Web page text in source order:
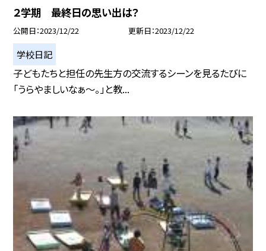
２学期 最終日の思い出は？
公開日 2023/12/22 更新日 2023/12/22
学校日記
子どもたちと担任の先生方の交流するシーンを見るたびに
「うらやましいなぁ〜。」と教...